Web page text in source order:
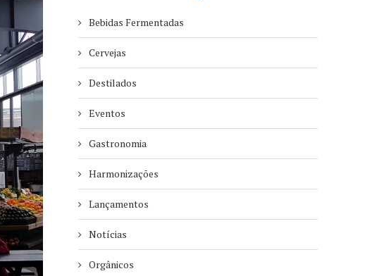
Bebidas Fermentadas
Cervejas
Destilados
Eventos
Gastronomia
Harmonizações
Lançamentos
Notícias
Orgânicos